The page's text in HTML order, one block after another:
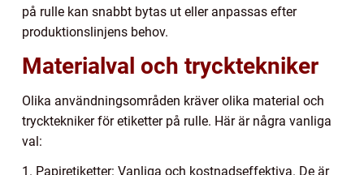
på rulle kan snabbt bytas ut eller anpassas efter
produktionslinjens behov.
Materialval och trycktekniker
Olika användningsområden kräver olika material och
trycktekniker för etiketter på rulle. Här är några vanliga
val:
1. Papiretiketter: Vanliga och kostnadseffektiva. De är